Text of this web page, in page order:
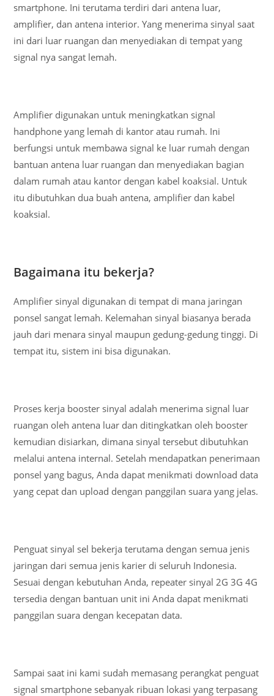
smartphone. Ini terutama terdiri dari antena luar,
amplifier, dan antena interior. Yang menerima sinyal saat
ini dari luar ruangan dan menyediakan di tempat yang
signal nya sangat lemah.
Amplifier digunakan untuk meningkatkan signal
handphone yang lemah di kantor atau rumah. Ini
berfungsi untuk membawa signal ke luar rumah dengan
bantuan antena luar ruangan dan menyediakan bagian
dalam rumah atau kantor dengan kabel koaksial. Untuk
itu dibutuhkan dua buah antena, amplifier dan kabel
koaksial.
Bagaimana itu bekerja?
Amplifier sinyal digunakan di tempat di mana jaringan
ponsel sangat lemah. Kelemahan sinyal biasanya berada
jauh dari menara sinyal maupun gedung-gedung tinggi. Di
tempat itu, sistem ini bisa digunakan.
Proses kerja booster sinyal adalah menerima signal luar
ruangan oleh antena luar dan ditingkatkan oleh booster
kemudian disiarkan, dimana sinyal tersebut dibutuhkan
melalui antena internal. Setelah mendapatkan penerimaan
ponsel yang bagus, Anda dapat menikmati download data
yang cepat dan upload dengan panggilan suara yang jelas.
Penguat sinyal sel bekerja terutama dengan semua jenis
jaringan dari semua jenis karier di seluruh Indonesia.
Sesuai dengan kebutuhan Anda, repeater sinyal 2G 3G 4G
tersedia dengan bantuan unit ini Anda dapat menikmati
panggilan suara dengan kecepatan data.
Sampai saat ini kami sudah memasang perangkat penguat
signal smartphone sebanyak ribuan lokasi yang terpasang